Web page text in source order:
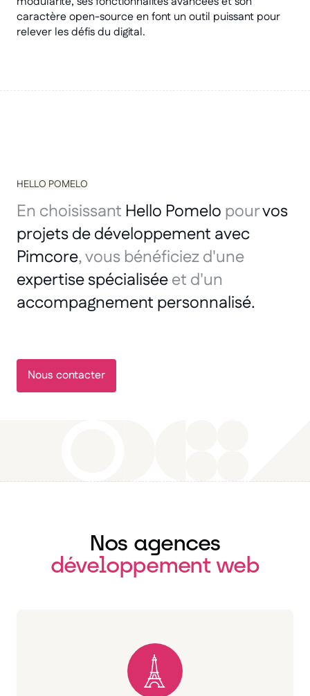
caractère open-source en font un outil puissant pour
relever les défis du digital.
HELLO POMELO
En choisissant Hello Pomelo pourvos
projets de développement avec
Pimcore, vous bénéficiez d'une
expertise spécialiséeet d'un
accompagnement personnalisé.
Nous contacter
Nos agences
développement web